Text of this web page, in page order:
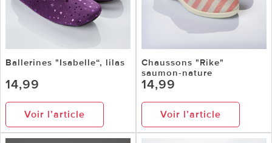
Ballerines "Isabelle“, lilas
14,99
Voir l’article
Chaussons "Rike"
saumon-nature
14,99
Voir l’article